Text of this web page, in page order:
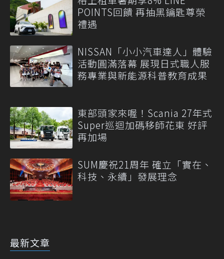
POINTS回饋 再抽黑鑰匙尊榮
禮遇
NISSAN「小小汽車達人」體驗
活動圓滿落幕 展現日式職人服
務專業與新能源科普教育成果
東部頭家來喔！Scania 27年式
Super巡迴加碼移師花東 好評
再加場
SUM慶祝21周年 確立「實在、
科技、永續」發展理念
最新文章